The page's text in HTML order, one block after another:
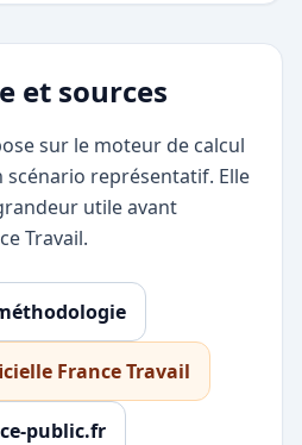
et sources
sur le moteur de calcul
scénario représentatif. Elle
utile avant
Travail.
France Travail
public.fr